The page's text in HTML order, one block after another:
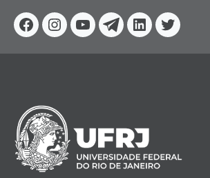
Facebook
Instagram
YoutubeTelegram
Linkedin
Twitter